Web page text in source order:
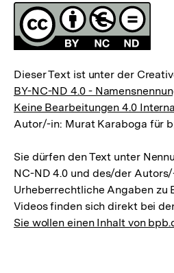
Lizenz
Dieser Text ist unter der
BY-NC-ND 4.0 -
Keine Bearbeitungen 4.0
Autor/-in: Murat Karaboga für
Sie dürfen den Text unter
NC-ND 4.0 und des/der
Urheberrechtliche Angaben zu
Videos finden sich direkt bei
Sie wollen einen Inhalt von